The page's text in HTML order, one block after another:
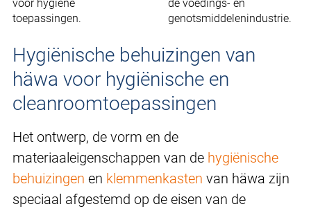
voor hygiëne
toepassingen.
de voedings- en
genotsmiddelenindustrie.
Hygiënische behuizingen van
häwa voor hygiënische en
cleanroomtoepassingen
Het ontwerp, de vorm en de
materiaaleigenschappen van de hygiënische
behuizingen en klemmenkasten van häwa zijn
speciaal afgestemd op de eisen van de